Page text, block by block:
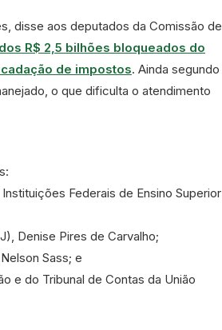
disse aos deputados da Comissão de
R$ 2,5 bilhões bloqueados do
de impostos. Ainda segundo
o que dificulta o atendimento
Federais de Ensino Superior
Denise Pires de Carvalho;
Sass; e
e do Tribunal de Contas da União